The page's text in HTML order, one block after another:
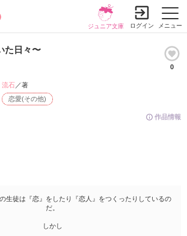
メニュー
ジュニア文庫 ログイン
た日々〜
0
作品情報
恋愛(その他)
流石／著
生徒は『恋』をしたり『恋人』をつくったりしているの
だ。
しかし